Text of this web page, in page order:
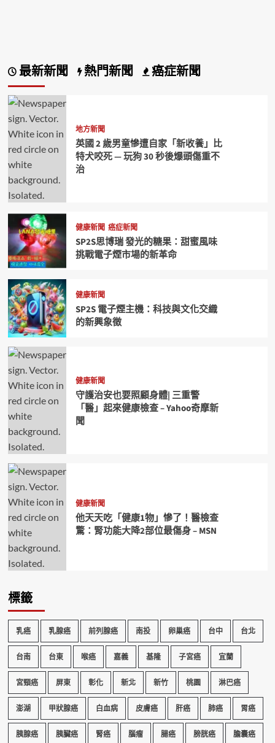
最新新聞 熱門新聞 癌症新聞
地方新聞
英國 2 歲男童慘遭自家「新收養」比
特犬咬死 — 玩狗 30 秒後爆頭傷重不
治
健康新聞 癌症新聞
SP2S思博瑞 發光的糖果：甜蜜風味
挑戰電子煙市場的新革命
健康新聞
SP2S 電子煙主機：科技與文化交織
的新興象徵
健康新聞
守護治安也要照顧身體| 三重警
「醫」起來健康檢查 – Yahoo奇摩新
聞
健康新聞
他天天吃「健康1物」慘了！醫檢查
驚：腎功能大降2部位最傷身 – MSN
標籤
乳癌 乳腺癌 前列腺癌 南投 卵巢癌 台中 台北
台南 台東 喉癌 嘉義 基隆 子宮癌 宜蘭
宮頸癌 屏東 彰化 新北 新竹 桃園 淋巴癌
澎湖 甲狀腺癌 白血病 皮膚癌 肝癌 肺癌 胃癌
胰腺癌 胰臟癌 腎癌 腦瘤 腸癌 膀胱癌 膽囊癌